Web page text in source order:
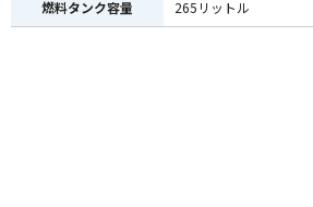
燃料タンク容量 265リットル